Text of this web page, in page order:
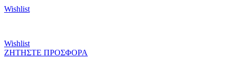
Wishlist
Wishlist
ΖΗΤΗΣΤΕ ΠΡΟΣΦΟΡΑ